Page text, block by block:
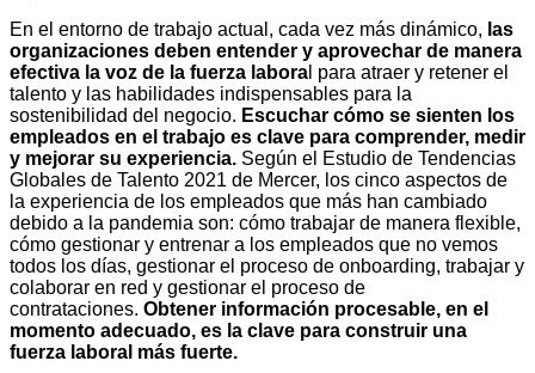
En el entorno de trabajo actual, cada vez más dinámico, las
organizaciones deben entender y aprovechar de manera
efectiva la voz de la fuerza labora l para atraer y retener el
talento y las habilidades indispensables para la
sostenibilidad del negocio. Escuchar cómo se sienten los
empleados en el trabajo es clave para comprender, medir
y mejorar su experiencia. Según el Estudio de Tendencias
Globales de Talento 2021 de Mercer, los cinco aspectos de
la experiencia de los empleados que más han cambiado
debido a la pandemia son: cómo trabajar de manera flexible,
cómo gestionar y entrenar a los empleados que no vemos
todos los días, gestionar el proceso de onboarding, trabajar y
colaborar en red y gestionar el proceso de
contrataciones. Obtener información procesable, en el
momento adecuado, es la clave para construir una
fuerza laboral más fuerte.